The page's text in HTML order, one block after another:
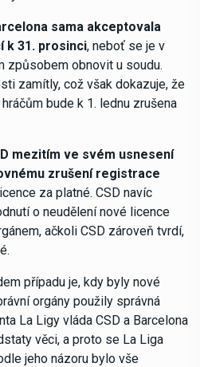
sama akceptovala
k 31. prosinci, neboť se je v
způsobem obnovit u soudu.
zamítly, což však dokazuje, že
bude k 1. lednu zrušena
mezitím ve svém usnesení
zrušení registrace
za platné. CSD navíc
o neudělení nové licence
ačkoli CSD zároveň tvrdí,
případu je, kdy byly nové
orgány použily správná
La Ligy vláda CSD a Barcelona
věci, a proto se La Liga
jeho názoru bylo vše